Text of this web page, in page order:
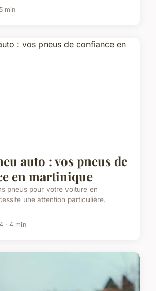
min
auto : vos pneus de
en martinique
pneus pour votre voiture en
une attention particulière.
· 4 min